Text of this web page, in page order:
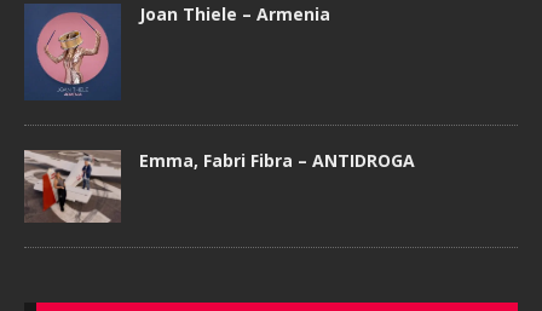
Joan Thiele – Armenia
Emma, Fabri Fibra – ANTIDROGA